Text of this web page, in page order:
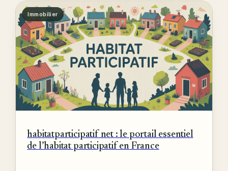
Immobilier
habitatparticipatif net : le portail essentiel
de l’habitat participatif en France